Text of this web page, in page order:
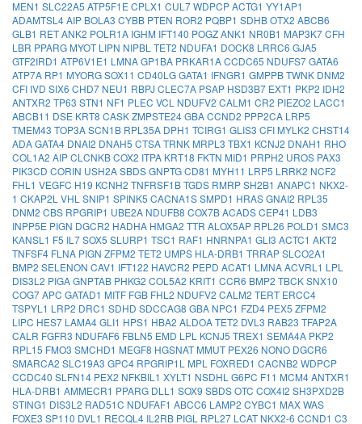
MEN1 SLC22A5 ATP5F1E CPLX1 CUL7WDPCPACTG1 YY1AP1
ADAMTSL4AIP BOLA3 CYBB PTEN ROR2 PQBP1 SDHBOTX2 ABCB6
GLB1 RETANK2 POLR1A IGHM IFT140 POGZANK1 NR0B1 MAP3K7CFH
LBR PPARG MYOT LIPN NIPBL TET2 NDUFA1 DOCK8 LRRC6 GJA5
GTF2IRD1 ATP6V1E1 LMNAGP1BA PRKAR1ACCDC65 NDUFS7GATA6
ATP7A RP1 MYORGSOX11 CD40LGGATA1 IFNGR1 GMPPBTWNK DNM2
CFI IVD SIX6 CHD7 NEU1 RBPJ CLEC7A PSAP HSD3B7 EXT1 PKP2 IDH2
ANTXR2 TP63 STN1 NF1 PLEC VCL NDUFV2 CALM1 CR2 PIEZO2 LACC1
ABCB11 DSE KRT8 CASKZMPSTE24GBACCND2 PPP2CA LRP5
TMEM43 TOP3ASCN1B RPL35A DPH1 TCIRG1 GLIS3 CFI MYLK2 CHST14
ADAGATA4 DNAI2 DNAH5 CTSATRNK MRPL3 TBX1 KCNJ2 DNAH1 RHO
COL1A2 AIPCLCNKBCOX2 ITPA KRT18 FKTN MID1 PRPH2 UROS PAX3
PIK3CD CORIN USH2ASBDSGNPTGCD81 MYH11 LRP5 LRRK2 NCF2
FHL1 VEGFC H19 KCNH2 TNFRSF1BTGDS RMRPSH2B1 ANAPC1 NKX2-
1 CKAP2L VHL SNIP1 SPINK5 CACNA1SSMPD1 HRASGNAI2 RPL35
DNM2 CBS RPGRIP1 UBE2A NDUFB8 COX7BACADSCEP41 LDB3
INPP5E PIGN DGCR2 HADHA HMGA2 TTR ALOX5AP RPL26 POLD1 SMC3
KANSL1 F5 IL7SOX5 SLURP1 TSC1 RAF1 HNRNPA1 GLI3 ACTC1 AKT2
TNFSF4 FLNA PIGN ZFPM2 TET2 UMPS HLA-DRB1 TRRAPSLCO2A1
BMP2 SELENON CAV1 IFT122 HAVCR2 PEPD ACAT1 LMNAACVRL1 LPL
DIS3L2 PIGAGNPTAB PHKG2 COL5A2 KRIT1 CCR6 BMP2 TBCKSNX10
COG7APC GATAD1 MITF FGB FHL2 NDUFV2 CALM2 TERT ERCC4
TSPYL1 LRP2 DRC1 SDHD SDCCAG8 GBA NPC1 FZD4 PEX5 ZFPM2
LIPC HES7 LAMA4GLI1 HPS1 HBA2 ALDOATET2 DVL3 RAB23 TFAP2A
CALR FGFR3 NDUFAF6 FBLN5 EMD LPL KCNJ5 TREX1 SEMA4A PKP2
RPL15 FMO3 SMCHD1 MEGF8 HGSNAT MMUT PEX26 NONO DGCR6
SMARCA2 SLC19A3 GPC4 RPGRIP1L MPL FOXRED1 CACNB2 WDPCP
CCDC40 SLFN14 PEX2 NFKBIL1 XYLT1 NSDHL G6PC F11 MCM4ANTXR1
HLA-DRB1 AMMECR1 PPARG DLL1 SOX9 SBDSOTC COX4I2 SH3PXD2B
STING1 DIS3L2 RAD51C NDUFAF1 ABCC6 LAMP2 CYBC1 MAXWAS
FOXE3 SP110 DVL1 RECQL4 IL2RB PIGL RPL27 LCAT NKX2-6 CCND1 C3